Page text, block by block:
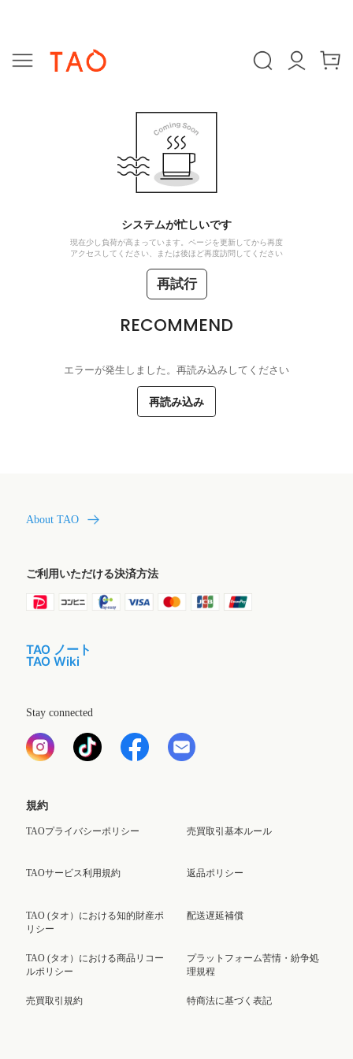
システムが忙しいです
現在少し負荷が高まっています。ページを更新してから再度
アクセスしてください、または後ほど再度訪問してください
再試行
RECOMMEND
エラーが発生しました。再読み込みしてください
再読み込み
About TAO
ご利用いただける決済方法
TAO ノート
TAO Wiki
Stay connected
規約
TAOプライバシーポリシー
TAOサービス利用規約
TAO (タオ）における知的財産ポ
リシー
TAO (タオ）における商品リコー
ルポリシー
売買取引規約
売買取引基本ルール
返品ポリシー
配送遅延補償
プラットフォーム苦情・紛争処
理規程
特商法に基づく表記